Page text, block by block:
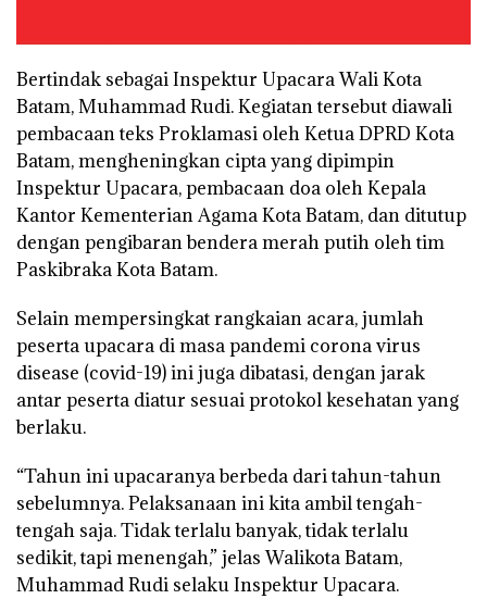
Bertindak sebagai Inspektur Upacara Wali Kota
Batam, Muhammad Rudi. Kegiatan tersebut diawali
pembacaan teks Proklamasi oleh Ketua DPRD Kota
Batam, mengheningkan cipta yang dipimpin
Inspektur Upacara, pembacaan doa oleh Kepala
Kantor Kementerian Agama Kota Batam, dan ditutup
dengan pengibaran bendera merah putih oleh tim
Paskibraka Kota Batam.
Selain mempersingkat rangkaian acara, jumlah
peserta upacara di masa pandemi corona virus
disease (covid-19) ini juga dibatasi, dengan jarak
antar peserta diatur sesuai protokol kesehatan yang
berlaku.
“Tahun ini upacaranya berbeda dari tahun-tahun
sebelumnya. Pelaksanaan ini kita ambil tengah-
tengah saja. Tidak terlalu banyak, tidak terlalu
sedikit, tapi menengah,” jelas Walikota Batam,
Muhammad Rudi selaku Inspektur Upacara.